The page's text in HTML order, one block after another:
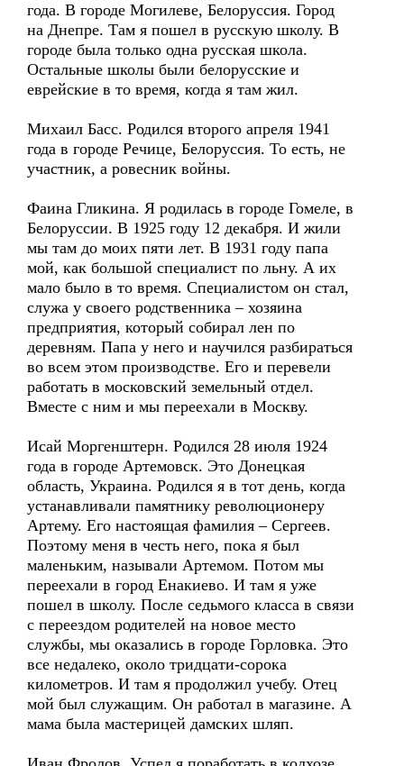
года. В городе Могилеве, Белоруссия. Город
на Днепре. Там я пошел в русскую школу. В
городе была только одна русская школа.
Остальные школы были белорусские и
еврейские в то время, когда я там жил.
Михаил Басс. Родился второго апреля 1941
года в городе Речице, Белоруссия. То есть, не
участник, а ровесник войны.
Фаина Гликина. Я родилась в городе Гомеле, в
Белоруссии. В 1925 году 12 декабря. И жили
мы там до моих пяти лет. В 1931 году папа
мой, как большой специалист по льну. А их
мало было в то время. Специалистом он стал,
служа у своего родственника – хозяина
предприятия, который собирал лен по
деревням. Папа у него и научился разбираться
во всем этом производстве. Его и перевели
работать в московский земельный отдел.
Вместе с ним и мы переехали в Москву.
Исай Моргенштерн. Родился 28 июля 1924
года в городе Артемовск. Это Донецкая
область, Украина. Родился я в тот день, когда
устанавливали памятнику революционеру
Артему. Его настоящая фамилия – Сергеев.
Поэтому меня в честь него, пока я был
маленьким, называли Артемом. Потом мы
переехали в город Енакиево. И там я уже
пошел в школу. После седьмого класса в связи
с переездом родителей на новое место
службы, мы оказались в городе Горловка. Это
все недалеко, около тридцати-сорока
километров. И там я продолжил учебу. Отец
мой был служащим. Он работал в магазине. А
мама была мастерицей дамских шляп.